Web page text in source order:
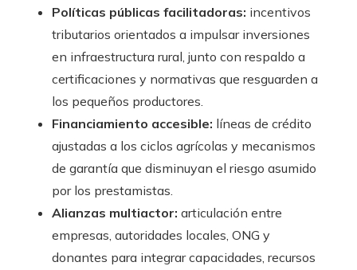
Políticas públicas facilitadoras: incentivos
tributarios orientados a impulsar inversiones
en infraestructura rural, junto con respaldo a
certificaciones y normativas que resguarden a
los pequeños productores.
Financiamiento accesible: líneas de crédito
ajustadas a los ciclos agrícolas y mecanismos
de garantía que disminuyan el riesgo asumido
por los prestamistas.
Alianzas multiactor: articulación entre
empresas, autoridades locales, ONG y
donantes para integrar capacidades, recursos